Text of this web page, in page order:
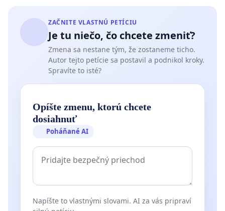
ZAČNITE VLASTNÚ PETÍCIU
Je tu niečo, čo chcete zmeniť?
Zmena sa nestane tým, že zostaneme ticho.
Autor tejto petície sa postavil a podnikol kroky.
Spravíte to isté?
Opíšte zmenu, ktorú chcete
dosiahnuť
Poháňané AI
Napíšte to vlastnými slovami. AI za vás pripraví